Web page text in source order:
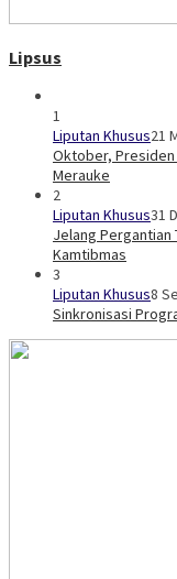
Lipsus
1
Liputan Khusus21
Oktober, Presiden
Merauke
2
Liputan Khusus31
Jelang Pergantian
Kamtibmas
3
Liputan Khusus8
Sinkronisasi